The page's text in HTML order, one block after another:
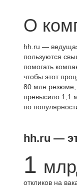
О
hh.ru —
пользуются
помогать
чтобы этот
80 млн резюме,
превысило 1,1
по
hh.ru —
1
откликов на